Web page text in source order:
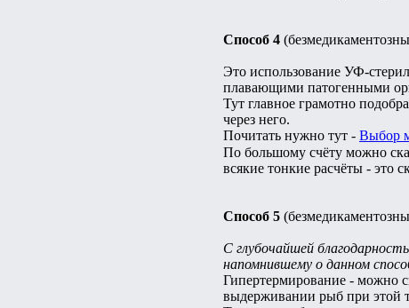
Способ 4
Это использование УФ-
плавающими патогенными
Тут главное грамотно
через него.
Почитать нужно тут - Выбор
По большому счёту можно
всякие тонкие расчёты - это
Способ 5
С глубочайшей
напомнившему о данном
Гипертермирование - можно
выдерживании рыб при этой